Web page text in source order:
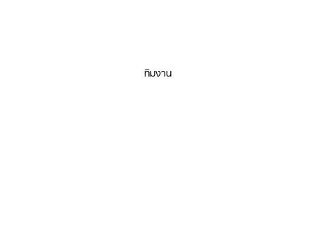
ทีมงาน